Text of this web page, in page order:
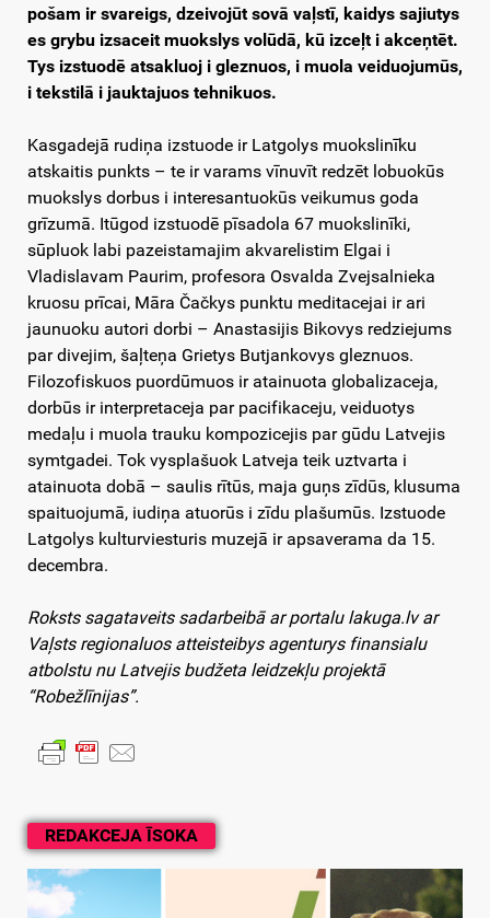
REDAKCEJA ĪSOKA
pošam ir svareigs, dzeivojūt sovā vaļstī, kaidys sajiutys
es grybu izsaceit muokslys volūdā, kū izceļt i akceņtēt.
Tys izstuodē atsakluoj i gleznuos, i muola veiduojumūs,
i tekstilā i jauktajuos tehnikuos.
Kasgadejā rudiņa izstuode ir Latgolys muokslinīku
atskaitis punkts – te ir varams vīnuvīt redzēt lobuokūs
muokslys dorbus i interesantuokūs veikumus goda
grīzumā. Itūgod izstuodē pīsadola 67 muokslinīki,
sūpluok labi pazeistamajim akvarelistim Elgai i
Vladislavam Paurim, profesora Osvalda Zvejsalnieka
kruosu prīcai, Māra Čačkys punktu meditacejai ir ari
jaunuoku autori dorbi – Anastasijis Bikovys redziejums
par divejim, šaļteņa Grietys Butjankovys gleznuos.
Filozofiskuos puordūmuos ir atainuota globalizaceja,
dorbūs ir interpretaceja par pacifikaceju, veiduotys
medaļu i muola trauku kompozicejis par gūdu Latvejis
symtgadei. Tok vysplašuok Latveja teik uztvarta i
atainuota dobā – saulis rītūs, maja guņs zīdūs, klusuma
spaituojumā, iudiņa atuorūs i zīdu plašumūs. Izstuode
Latgolys kulturviesturis muzejā ir apsaverama da 15.
decembra.
Roksts sagataveits sadarbeibā ar portalu lakuga.lv ar
Vaļsts regionaluos atteisteibys agenturys finansialu
atbolstu nu Latvejis budžeta leidzekļu projektā
“Robežlīnijas”.